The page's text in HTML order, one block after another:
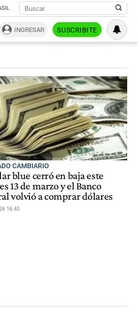
INGRESAR SUSCRIBITE
CAMBIARIO
blue cerró en baja este
13 de marzo y el Banco
volvió a comprar dólares
16:43